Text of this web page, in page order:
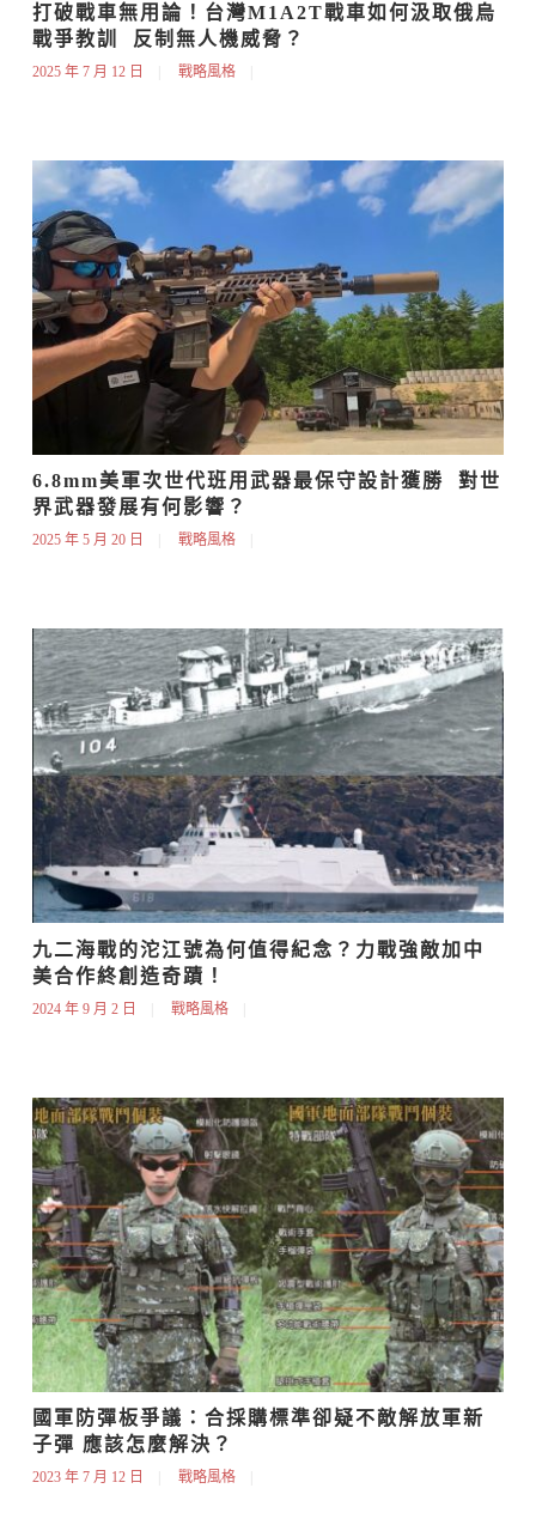
打破戰車無用論！台灣M1A2T戰車如何汲取俄烏
戰爭教訓  反制無人機威脅？
2025 年 7 月 12 日 戰略風格
6.8mm美軍次世代班用武器最保守設計獲勝  對世
界武器發展有何影響？
2025 年 5 月 20 日 戰略風格
九二海戰的沱江號為何值得紀念？力戰強敵加中
美合作終創造奇蹟！
2024 年 9 月 2 日 戰略風格
國軍防彈板爭議：合採購標準卻疑不敵解放軍新
子彈 應該怎麼解決？
2023 年 7 月 12 日 戰略風格